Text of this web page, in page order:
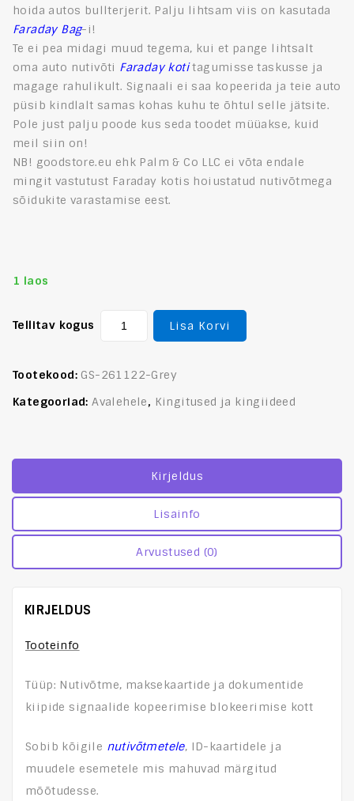
hoida autos bullterjerit. Palju lihtsam viis on kasutada
Faraday Bag-i!
Te ei pea midagi muud tegema, kui et pange lihtsalt
oma auto nutivõti Faraday kotitagumisse taskusse ja
magage rahulikult. Signaali ei saa kopeerida ja teie auto
püsib kindlalt samas kohas kuhu te õhtul selle jätsite.
Pole just palju poode kus seda toodet müüakse, kuid
meil siin on!
NB! goodstore.eu ehk Palm & Co LLC ei võta endale
mingit vastutust Faraday kotis hoiustatud nutivõtmega
sõidukite varastamise eest.
1 laos
Tellitav kogus Lisa Korvi
Tootekood: GS-261122-Grey
Kategooriad:Avalehele, Kingitused ja kingiideed
Kirjeldus
Lisainfo
Arvustused (0)
KIRJELDUS
Tooteinfo
Tüüp: Nutivõtme, maksekaartide ja dokumentide
kiipide signaalide kopeerimise blokeerimise kott
Sobib kõigile nutivõtmetele, ID-kaartidele ja
muudele esemetele mis mahuvad märgitud
mõõtudesse.